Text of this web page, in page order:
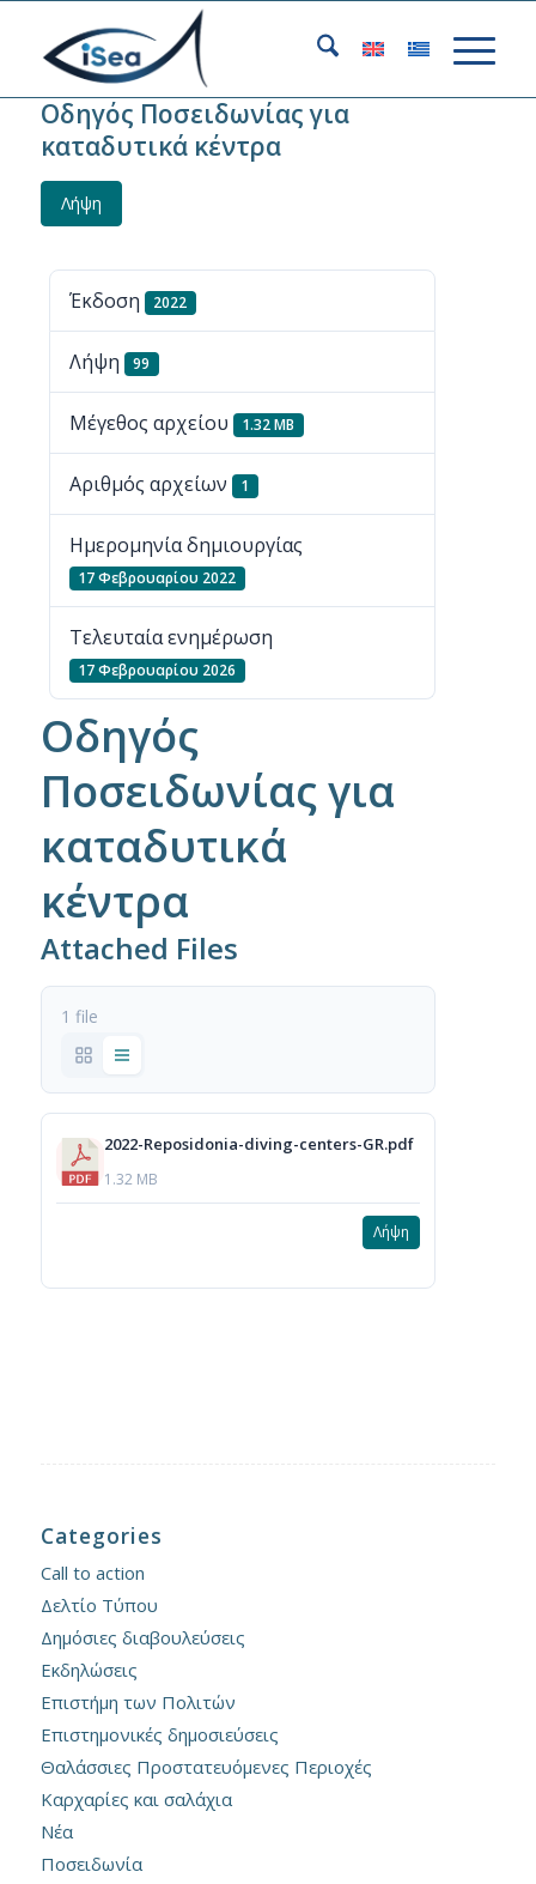
Οδηγός Ποσειδωνίας για
καταδυτικά κέντρα
Λήψη
Έκδοση 2022
Λήψη 99
Μέγεθος αρχείου 1.32 MB
Αριθμός αρχείων 1
Ημερομηνία δημιουργίας
17 Φεβρουαρίου 2022
Τελευταία ενημέρωση
17 Φεβρουαρίου 2026
Οδηγός
Ποσειδωνίας για
καταδυτικά
κέντρα
Attached Files
1 file
2022-Reposidonia-diving-centers-GR.pdf
1.32 MB
Λήψη
Categories
Call to action
Δελτίο Τύπου
Δημόσιες διαβουλεύσεις
Εκδηλώσεις
Επιστήμη των Πολιτών
Επιστημονικές δημοσιεύσεις
Θαλάσσιες Προστατευόμενες Περιοχές
Καρχαρίες και σαλάχια
Νέα
Ποσειδωνία